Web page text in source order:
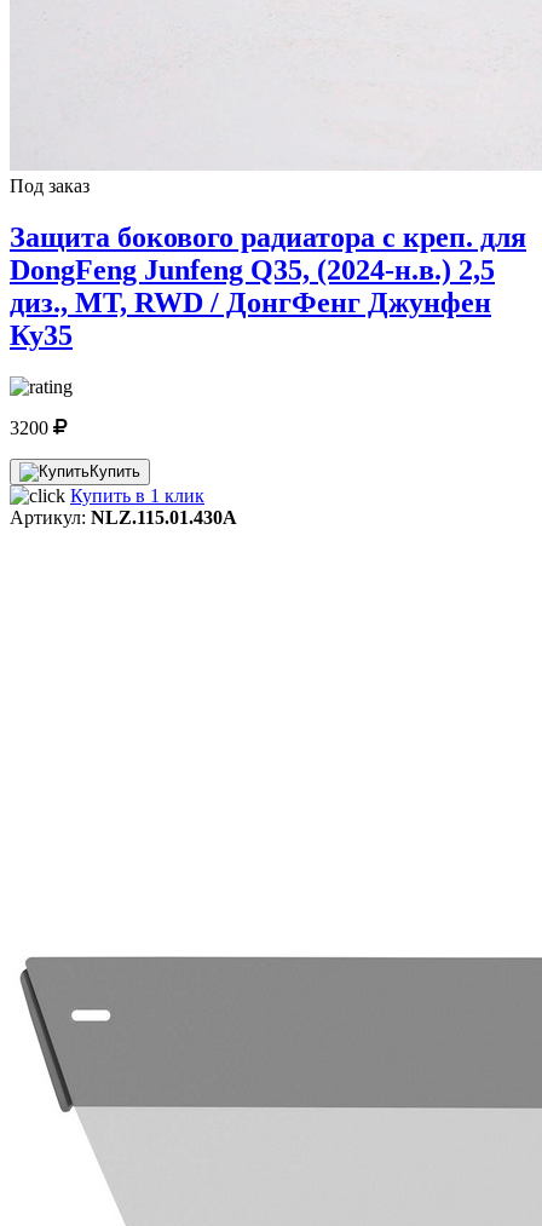
Под заказ
Защита бокового радиатора с креп. для
DongFeng Junfeng Q35, (2024-н.в.) 2,5
диз., MT, RWD / ДонгФенг Джунфен
Ку35
3200
Купить
Купить в 1 клик
Артикул: NLZ.115.01.430A